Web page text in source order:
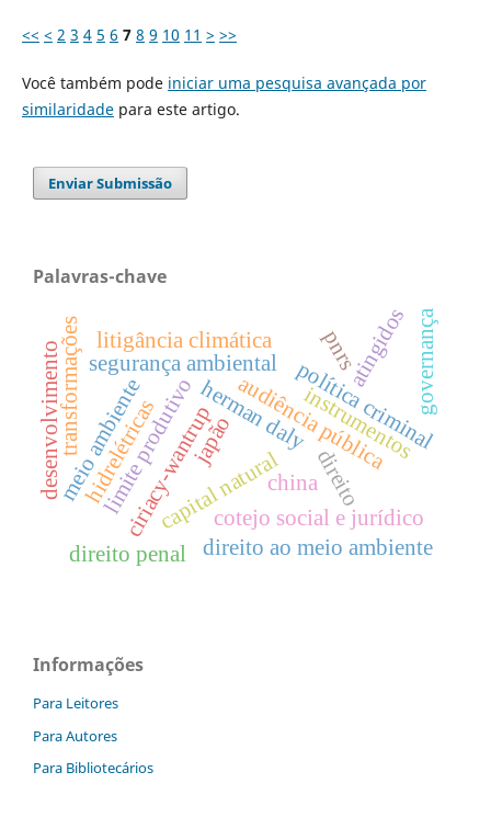
<< < 2 3 4 5 6 7 8 9 10 11 > >>
Você também pode iniciar uma pesquisa avançada por
similaridadepara este artigo.
Enviar Submissão
Palavras-chave
ciriacy-wantrupherman daly
segurança ambiental
limite produtivocapital natural
meio ambiente política criminal
japão
cotejo social e jurídico
audiência pública
atingidos
desenvolvimento direito
hidrelétricas
pnrs
instrumentos
china
governança
transformações
direito ao meio ambiente
litigância climática
direito penal
Informações
Para Leitores
Para Autores
Para Bibliotecários